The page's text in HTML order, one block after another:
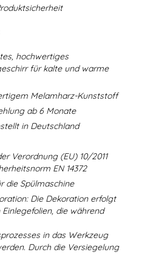
hochwertiges
für kalte und warme
Melamharz-Kunststoff
ab 6 Monate
in Deutschland
Verordnung (EU) 10/2011
EN 14372
die Spülmaschine
Die Dekoration erfolgt
die während
in das Werkzeug
Durch die Versiegelung